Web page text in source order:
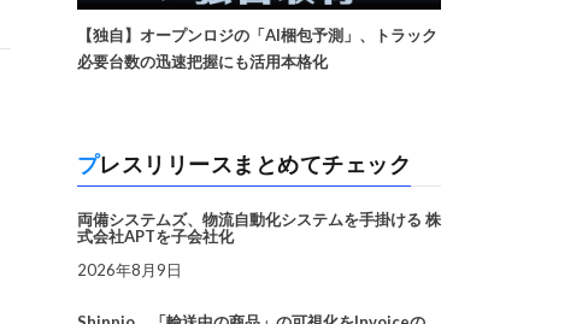
【独自】オープンロジの「AI梱包予測」、トラック
必要台数の迅速把握にも活用本格化
プレスリリースまとめてチェック
両備システムズ、物流自動化システムを手掛ける 株
式会社APTを子会社化
2026年8月9日